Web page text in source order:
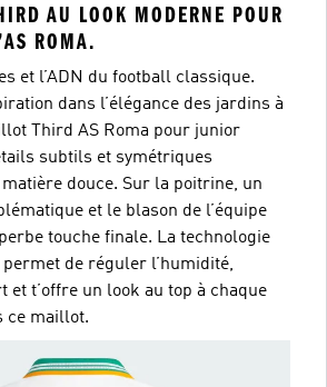
AU LOOK MODERNE POUR
ROMA.
et l’ADN du football classique.
dans l’élégance des jardins à
Third AS Roma pour junior
subtils et symétriques
douce. Sur la poitrine, un
et le blason de l’équipe
touche finale. La technologie
permet de réguler l’humidité,
et t’offre un look au top à chaque
ce maillot.